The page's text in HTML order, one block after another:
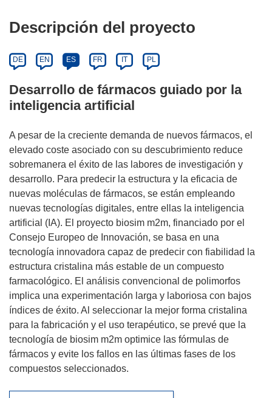
Descripción del proyecto
DE EN ES FR IT PL
Desarrollo de fármacos guiado por la
inteligencia artificial
A pesar de la creciente demanda de nuevos fármacos, el
elevado coste asociado con su descubrimiento reduce
sobremanera el éxito de las labores de investigación y
desarrollo. Para predecir la estructura y la eficacia de
nuevas moléculas de fármacos, se están empleando
nuevas tecnologías digitales, entre ellas la inteligencia
artificial (IA). El proyecto biosim m2m, financiado por el
Consejo Europeo de Innovación, se basa en una
tecnología innovadora capaz de predecir con fiabilidad la
estructura cristalina más estable de un compuesto
farmacológico. El análisis convencional de polimorfos
implica una experimentación larga y laboriosa con bajos
índices de éxito. Al seleccionar la mejor forma cristalina
para la fabricación y el uso terapéutico, se prevé que la
tecnología de biosim m2m optimice las fórmulas de
fármacos y evite los fallos en las últimas fases de los
compuestos seleccionados.